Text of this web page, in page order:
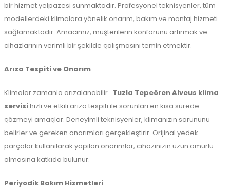
bir hizmet yelpazesi sunmaktadır. Profesyonel teknisyenler, tüm
modellerdeki klimalara yönelik onarım, bakım ve montaj hizmeti
sağlamaktadır. Amacımız, müşterilerin konforunu artırmak ve
cihazlarının verimli bir şekilde çalışmasını temin etmektir.
Arıza Tespiti ve Onarım
Klimalar zamanla arızalanabilir. Tuzla Tepeören Alveus klima
servisihızlı ve etkili arıza tespiti ile sorunları en kısa sürede
çözmeyi amaçlar. Deneyimli teknisyenler, klimanızın sorununu
belirler ve gereken onarımları gerçekleştirir. Orijinal yedek
parçalar kullanılarak yapılan onarımlar, cihazınızın uzun ömürlü
olmasına katkıda bulunur.
Periyodik Bakım Hizmetleri